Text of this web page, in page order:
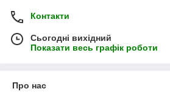
Контакти
Сьогодні вихідний
Показати весь графік роботи
Про нас